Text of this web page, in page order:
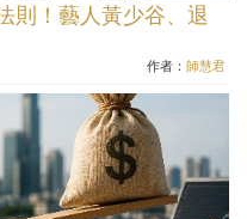
則！藝人黃少谷、退
作者： 師慧君